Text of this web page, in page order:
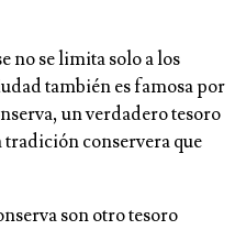
no se limita solo a los
también es famosa por
un verdadero tesoro
tradición conservera que
son otro tesoro